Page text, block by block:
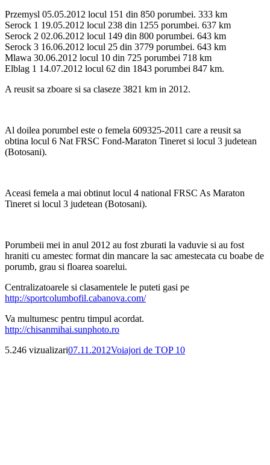
Przemysl 05.05.2012 locul 151 din 850 porumbei. 333 km
Serock 1 19.05.2012 locul 238 din 1255 porumbei. 637 km
Serock 2 02.06.2012 locul 149 din 800 porumbei. 643 km
Serock 3 16.06.2012 locul 25 din 3779 porumbei. 643 km
Mlawa 30.06.2012 locul 10 din 725 porumbei 718 km
Elblag 1 14.07.2012 locul 62 din 1843 porumbei 847 km.
A reusit sa zboare si sa claseze 3821 km in 2012.
Al doilea porumbel este o femela 609325-2011 care a reusit sa
obtina locul 6 Nat FRSC Fond-Maraton Tineret si locul 3 judetean
(Botosani).
Aceasi femela a mai obtinut locul 4 national FRSC As Maraton
Tineret si locul 3 judetean (Botosani).
Porumbeii mei in anul 2012 au fost zburati la vaduvie si au fost
hraniti cu amestec format din mancare la sac amestecata cu boabe de
porumb, grau si floarea soarelui.
Centralizatoarele si clasamentele le puteti gasi pe
http://sportcolumbofil.cabanova.com/
Va multumesc pentru timpul acordat.
http://chisanmihai.sunphoto.ro
5.246 vizualizariPublicat
07.11.2012Categorii
Voiajori de TOP 10